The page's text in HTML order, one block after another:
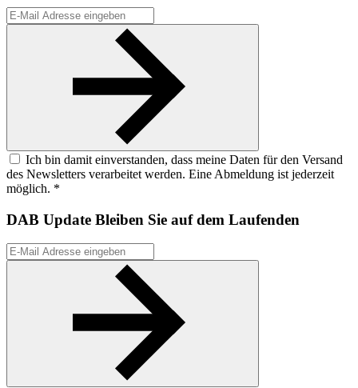
Ich bin damit einverstanden, dass meine Daten für den Versand
des Newsletters verarbeitet werden. Eine Abmeldung ist jederzeit
möglich. *
DAB Update Bleiben Sie auf dem Laufenden